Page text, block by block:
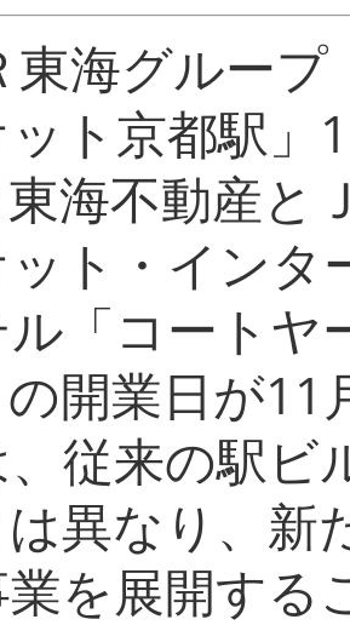
東海グルー
ト京都駅」
海不動産と
ト・インタ
「コートヤ
開業日が11
従来の駅ビ
異なり、新
業を展開する